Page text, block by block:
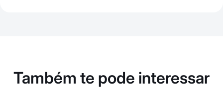
Também te pode interessar